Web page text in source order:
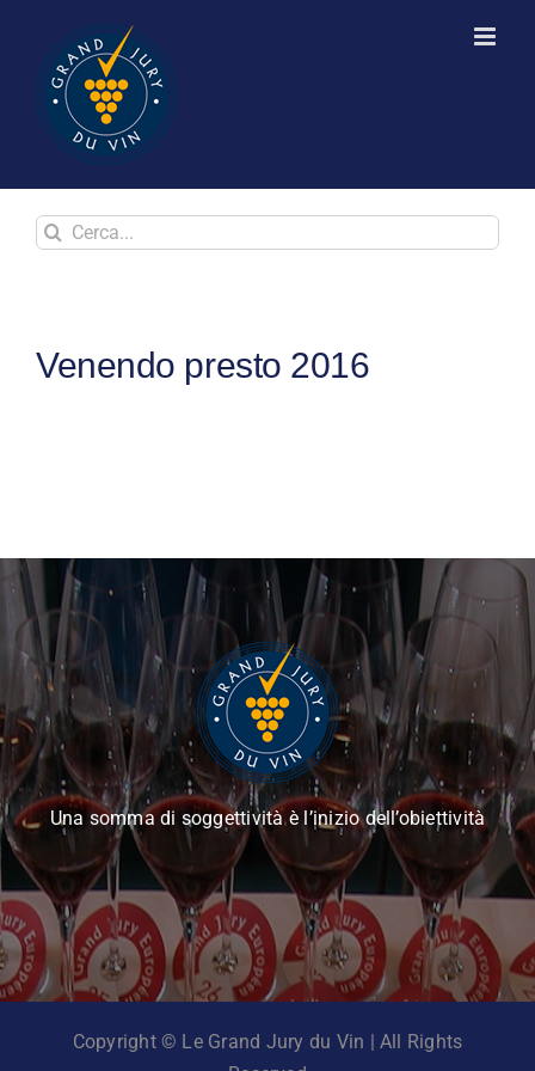
content
Cerca
Venendo presto 2016
Una somma di soggettività è l’inizio dell’obiettività
Copyright © Le Grand Jury du Vin | All Rights